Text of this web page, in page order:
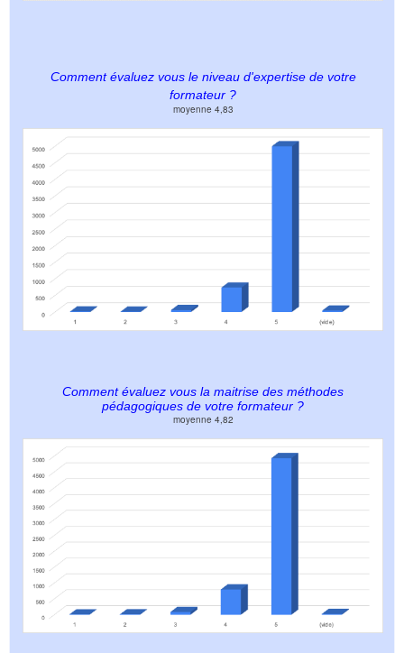
Comment évaluez vous le niveau d'expertise de votre
formateur ?
moyenne 4,83
Comment évaluez vous la maitrise des méthodes
pédagogiques de votre formateur ?
moyenne 4,82